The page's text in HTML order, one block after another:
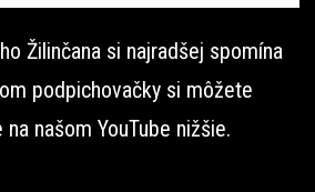
Žilinčana si najradšej spomína
podpichovačky si môžete
našom YouTube nižšie.